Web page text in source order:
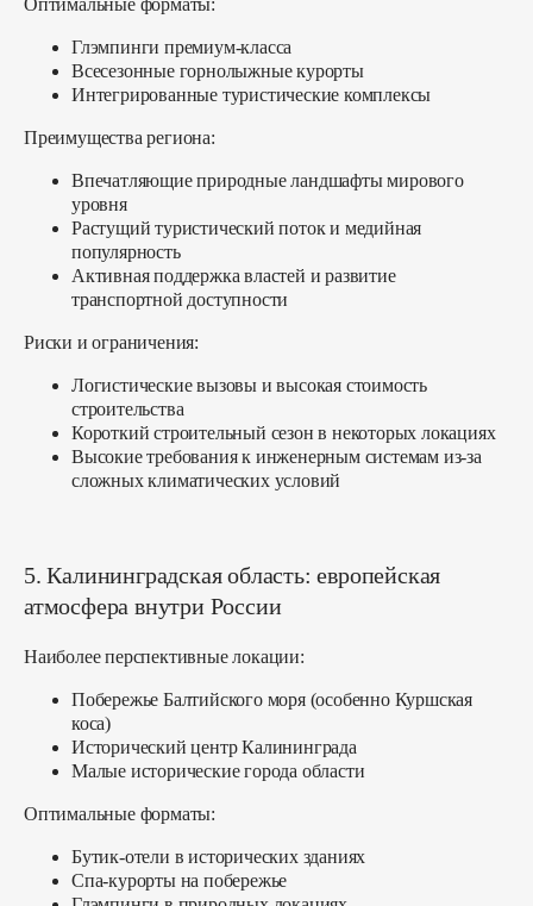
Оптимальные форматы:
Глэмпинги премиум-класса
Всесезонные горнолыжные курорты
Интегрированные туристические комплексы
Преимущества региона:
Впечатляющие природные ландшафты мирового
уровня
Растущий туристический поток и медийная
популярность
Активная поддержка властей и развитие
транспортной доступности
Риски и ограничения:
Логистические вызовы и высокая стоимость
строительства
Короткий строительный сезон в некоторых локациях
Высокие требования к инженерным системам из-за
сложных климатических условий
5. Калининградская область: европейская
атмосфера внутри России
Наиболее перспективные локации:
Побережье Балтийского моря (особенно Куршская
коса)
Исторический центр Калининграда
Малые исторические города области
Оптимальные форматы:
Бутик-отели в исторических зданиях
Спа-курорты на побережье